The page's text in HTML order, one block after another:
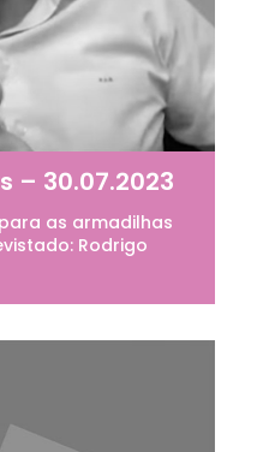
– 30.07.2023
as armadilhas
Rodrigo